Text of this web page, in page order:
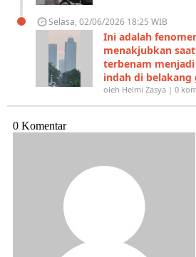
Selasa, 02/06/2026 18:25 WIB
Ini adalah
menakjubkan
terbenam
indah di
oleh Helmi Zasya | 0